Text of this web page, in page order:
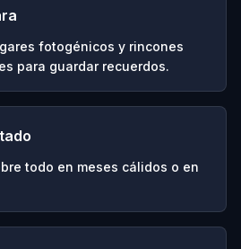
fotogénicos y rincones
para guardar recuerdos.
todo en meses cálidos o en